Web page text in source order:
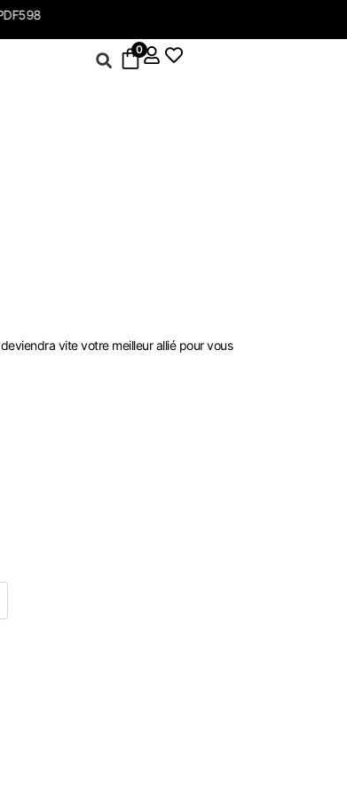
0
(je l'ai déjà)
vite votre meilleur allié pour vous